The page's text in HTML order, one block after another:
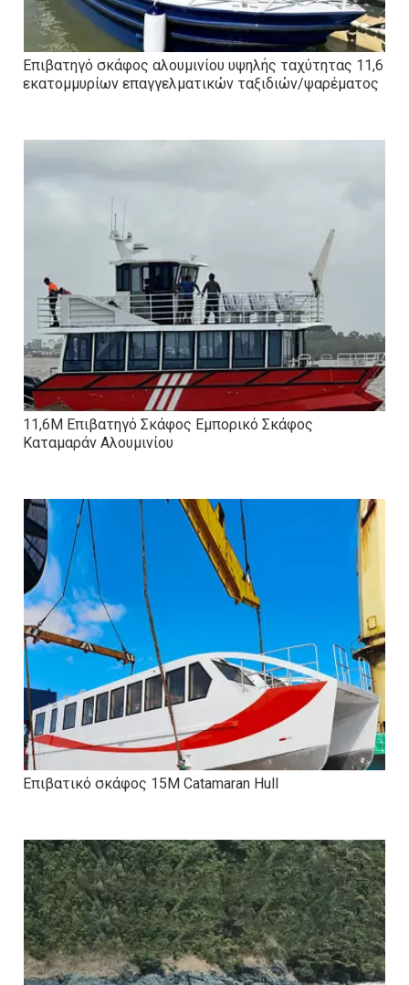
Επιβατηγό σκάφος αλουμινίου υψηλής ταχύτητας 11,6
εκατομμυρίων επαγγελματικών ταξιδιών/ψαρέματος
11,6M Επιβατηγό Σκάφος Εμπορικό Σκάφος
Καταμαράν Αλουμινίου
Επιβατικό σκάφος 15M Catamaran Hull